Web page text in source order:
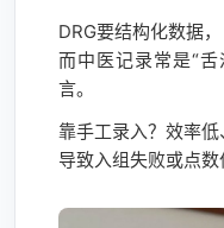
DRG要结构化数据，
而中医记录常是“
言。
靠手工录入？效率低
导致入组失败或点数